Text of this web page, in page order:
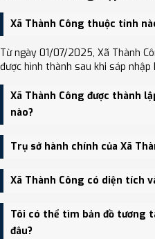
Xã Thành Công thuộc tỉnh
Từ ngày 01/07/2025, Xã Thành
được hình thành sau khi sáp nhập
Xã Thành Công được thành
nào?
Xã Thành Công được thành lập
Thành, Xã Thành Công.
Trụ sở hành chính của Xã
Trụ sở hành chính mới của Xã
Thành Công (trụ sở mới) - trung
thông.
Xã Thành Công có diện tích
Xã Thành Công có Diện tích:
độ dân số: Khoảng 36.54 người/km²
Tôi có thể tìm bản đồ tương
đâu?